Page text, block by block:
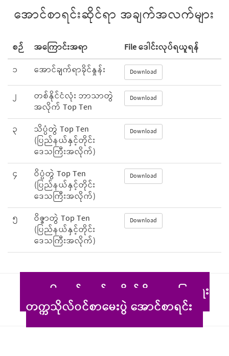
အောင်စာရင်းဆိုင်ရာ အချက်အလက်များ
စဉ် အကြောင်းအရာ
File ဒေါင်းလုပ်ရယူရန်
၁
အောင်ချက်ရာခိုင်နှုန်း Download
၂ တစ်နိုင်ငံလုံး ဘာသာတွဲ
အလိုက် Top Ten
Download
၃ သိပ္ပံတွဲ Top Ten
(ပြည်နယ်နှင့်တိုင်း
ဒေသကြီးအလိုက်)
Download
၄ ဝိပ္ပံတွဲ Top Ten
(ပြည်နယ်နှင့်တိုင်း
ဒေသကြီးအလိုက်)
Download
၅ ဝိဇ္ဇာတွဲ Top Ten
(ပြည်နယ်နှင့်တိုင်း
ဒေသကြီးအလိုက်)
Download
၂၀၂၆ ခုနှစ်၊ စက်မှု၊ စိုက်ပျိုး၊ မွေးမြူရေး
တက္ကသိုလ်ဝင်စာမေးပွဲ အောင်စာရင်း